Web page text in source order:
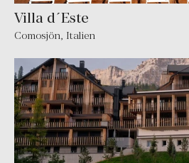
Villa d´Este
Comosjön, Italien